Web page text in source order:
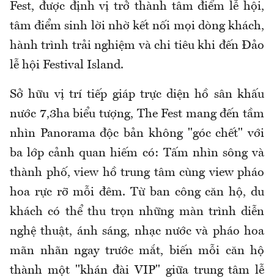
Fest, được định vị trở thành tâm điểm lễ hội,
tâm điểm sinh lời nhờ kết nối mọi dòng khách,
hành trình trải nghiệm và chi tiêu khi đến Đảo
lễ hội Festival Island.
Sở hữu vị trí tiếp giáp trực diện hồ sân khấu
nước 7,3ha biểu tượng, The Fest mang đến tầm
nhìn Panorama độc bản không "góc chết" với
ba lớp cảnh quan hiếm có: Tấm nhìn sông và
thành phố, view hồ trung tâm cùng view pháo
hoa rực rỡ mỗi đêm. Từ ban công căn hộ, du
khách có thể thu trọn những màn trình diễn
nghệ thuật, ánh sáng, nhạc nước và pháo hoa
mãn nhãn ngay trước mắt, biến mỗi căn hộ
thành một "khán đài VIP" giữa trung tâm lễ